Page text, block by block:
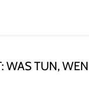
WAS TUN,